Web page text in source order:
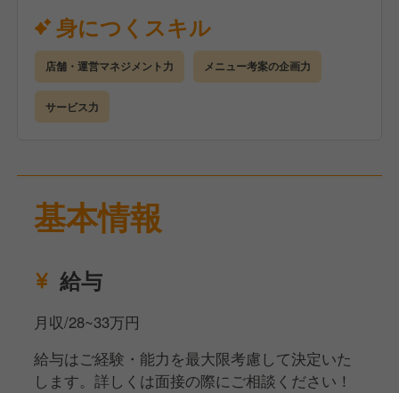
・お客様対応
簡単な作業ばかりですので、すぐに覚えられると思い
ます。その後は店長と共に良いお店、良いチームを作
ってほしいと思います。
身につくスキル
店舗・運営マネジメント力 メニュー考案の企画力
サービス力
基本情報
給与
月収/28~33万円
給与はご経験・能力を最大限考慮して決定いた
します。詳しくは面接の際にご相談ください！